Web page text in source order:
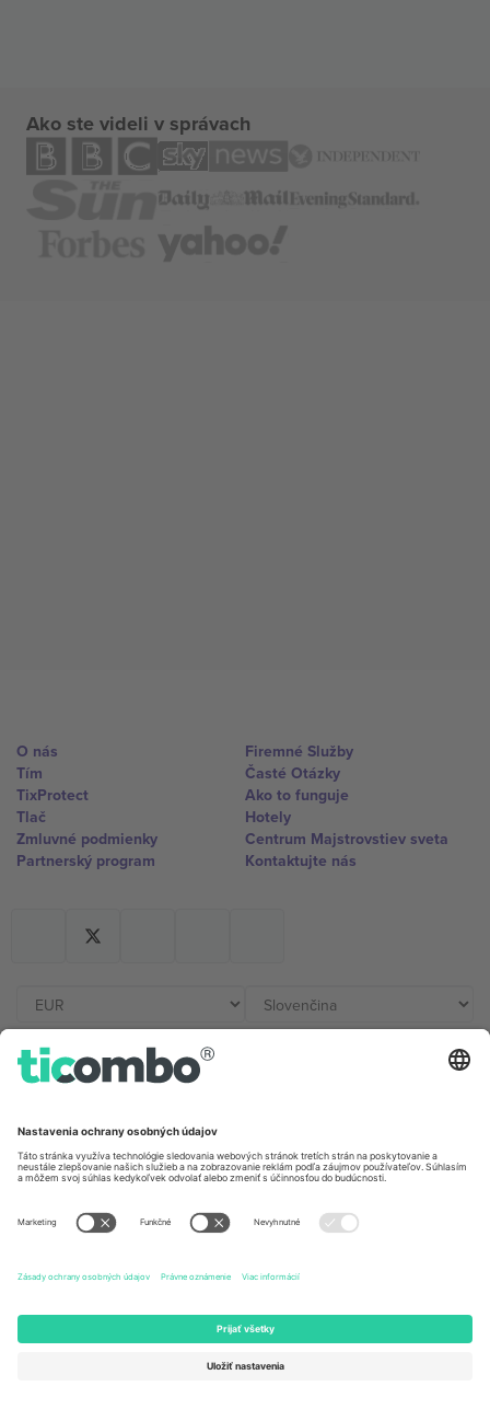
Ako ste videli v správach
O nás
Tím
TixProtect
Tlač
Zmluvné podmienky
Partnerský program
Firemné Služby
Časté Otázky
Ako to funguje
Hotely
Centrum Majstrovstiev sveta
Kontaktujte nás
Kancelárie Ticombo
Germany
Unter den Linden 24, 10117
Berlin, Germany
167 City Road, London, Greater
London, EC1V 1AW, United
131 Continental Dr, Suite 305,
Dorfstrasse 52a, 6390